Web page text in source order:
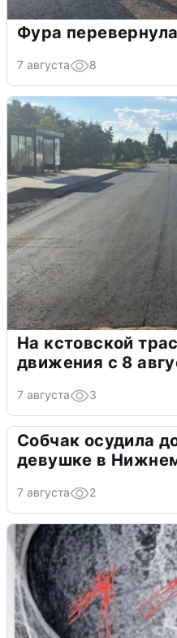
Фура
7 августа 8
На кстовской
движения с 8
7 августа 3
Собчак осудила
девушке в
7 августа 2